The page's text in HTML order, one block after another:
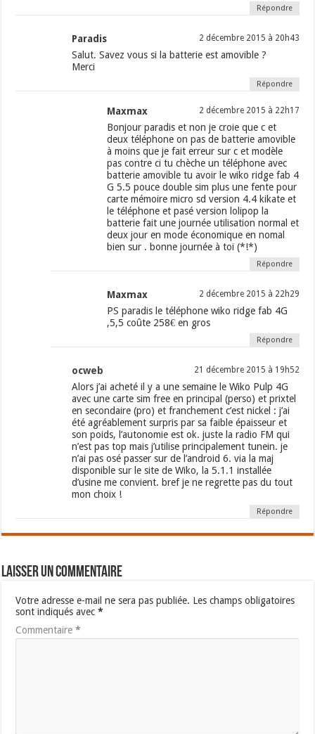
Répondre
Paradis 2 décembre 2015 à 20h43
Salut. Savez vous si la batterie est amovible ?
Merci
Répondre
Maxmax 2 décembre 2015 à 22h17
Bonjour paradis et non je croie que c et
deux téléphone on pas de batterie amovible
à moins que je fait erreur sur c et modèle
pas contre ci tu chèche un téléphone avec
batterie amovible tu avoir le wiko ridge fab 4
G 5.5 pouce double sim plus une fente pour
carte mémoire micro sd version 4.4 kikate et
le téléphone et pasé version lolipop la
batterie fait une journée utilisation normal et
deux jour en mode économique en nomal
bien sur . bonne journée à toi (*!*)
Répondre
Maxmax 2 décembre 2015 à 22h29
PS paradis le téléphone wiko ridge fab 4G
,5,5 coûte 258€ en gros
Répondre
ocweb 21 décembre 2015 à 19h52
Alors j’ai acheté il y a une semaine le Wiko Pulp 4G
avec une carte sim free en principal (perso) et prixtel
en secondaire (pro) et franchement c’est nickel : j’ai
été agréablement surpris par sa faible épaisseur et
son poids, l’autonomie est ok. juste la radio FM qui
n’est pas top mais j’utilise principalement tunein. je
n’ai pas osé passer sur de l’android 6. via la maj
disponible sur le site de Wiko, la 5.1.1 installée
d’usine me convient. bref je ne regrette pas du tout
mon choix !
Répondre
Laisser un commentaire
Votre adresse e-mail ne sera pas publiée. Les champs obligatoires
sont indiqués avec*
Commentaire*